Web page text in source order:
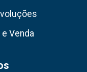
Venda